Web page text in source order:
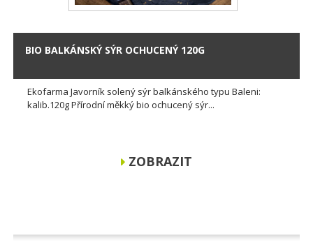
BIO BALKÁNSKÝ SÝR OCHUCENÝ 120G
Ekofarma Javorník solený sýr balkánského typu Baleni:
kalib.120g Přírodní měkký bio ochucený sýr...
ZOBRAZIT